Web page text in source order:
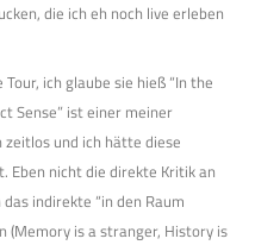
die ich eh noch live erleben
ich glaube sie hieß “In the
Sense” ist einer meiner
und ich hätte diese
Eben nicht die direkte Kritik an
indirekte “in den Raum
(Memory is a stranger, History is